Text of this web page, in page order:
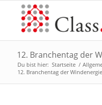
12. Branchentag der
Du bist hier: Startseite /
12. Branchentag der